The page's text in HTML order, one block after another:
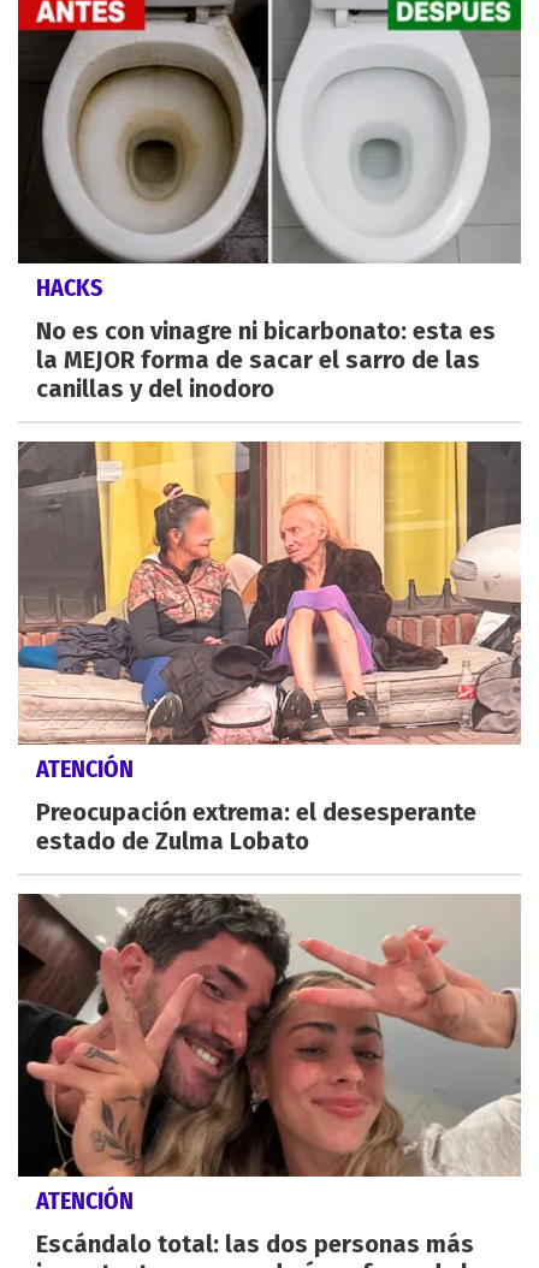
HACKS
No es con vinagre ni bicarbonato: esta es
la MEJOR forma de sacar el sarro de las
canillas y del inodoro
ATENCIÓN
Preocupación extrema: el desesperante
estado de Zulma Lobato
ATENCIÓN
Escándalo total: las dos personas más